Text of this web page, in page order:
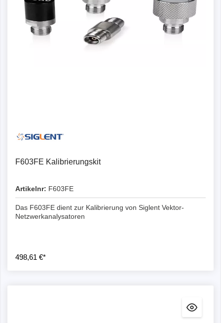
F603FE Kalibrierungskit
Artikelnr: F603FE
Das F603FE dient zur Kalibrierung von Siglent Vektor-
Netzwerkanalysatoren
498,61 €*